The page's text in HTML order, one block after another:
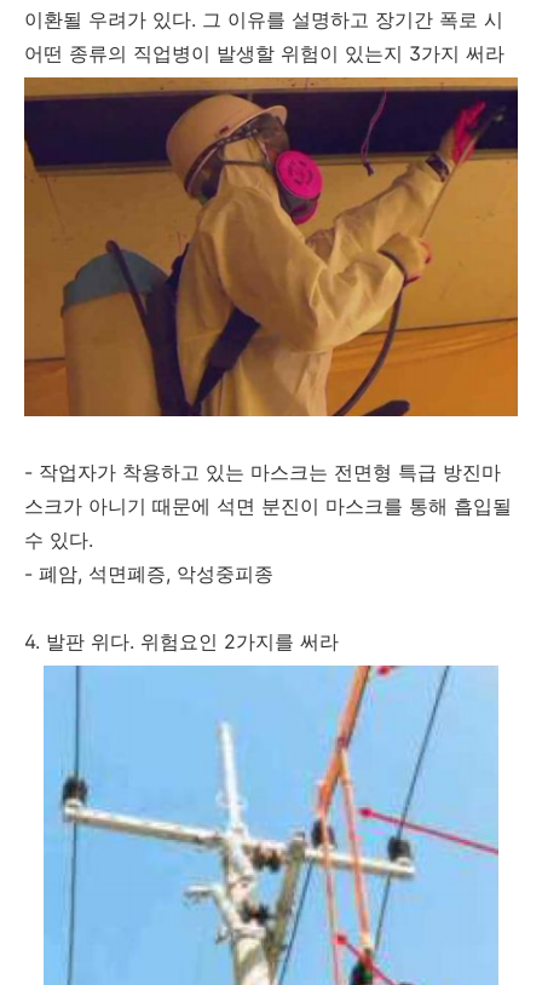
이환될 우려가 있다. 그 이유를 설명하고 장기간 폭로 시
어떤 종류의 직업병이 발생할 위험이 있는지 3가지 써라
- 작업자가 착용하고 있는 마스크는 전면형 특급 방진마
스크가 아니기 때문에 석면 분진이 마스크를 통해 흡입될
수 있다.
- 폐암, 석면폐증, 악성중피종
4. 발판 위다. 위험요인 2가지를 써라